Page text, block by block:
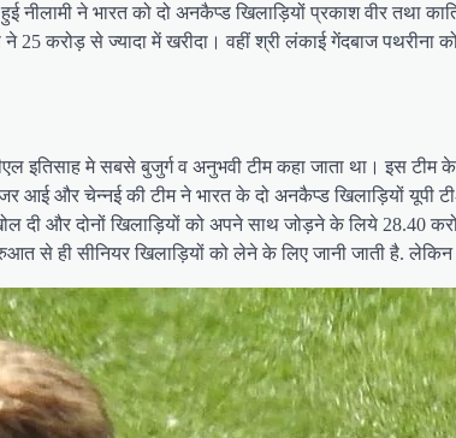
नीलामी ने भारत को दो अनकैप्ड खिलाड़ियों प्रकाश वीर तथा
करोड़ से ज्यादा में खरीदा। वहीं श्री लंकाई गेंदबाज पथरीना
इतिसाह मे सबसे बुजुर्ग व अनुभवी टीम कहा जाता था। इस
आई और चेन्नई की टीम ने भारत के दो अनकैप्ड खिलाड़ियों यूपी
दी और दोनों खिलाड़ियों को अपने साथ जोड़ने के लिये 28.40
से ही सीनियर खिलाड़ियों को लेने के लिए जानी जाती है.